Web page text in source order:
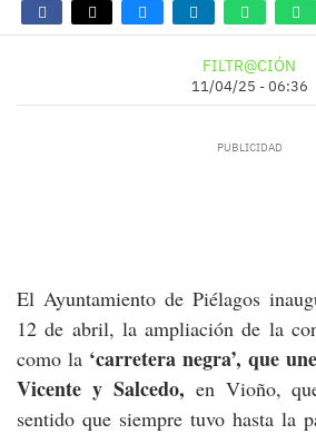
FILTR@CIÓN
11/04/25 - 06:36
El Ayuntamiento de Piélagos
12 de abril, la ampliación de la
como la ‘carretera negra’, que
Vicente y Salcedo, en Vioño,
sentido que siempre tuvo hasta la